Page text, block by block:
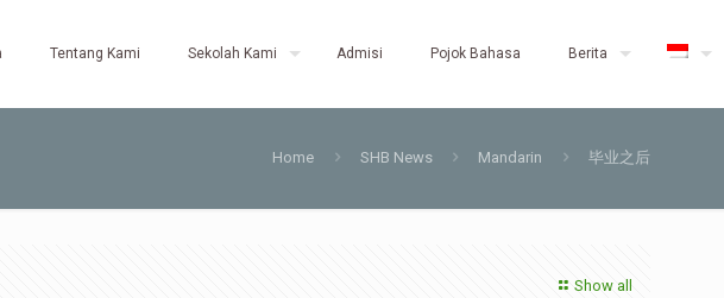
Tentang Kami Sekolah Kami Admisi Pojok Bahasa Berita
Home SHB News Mandarin 毕业之后
Show all